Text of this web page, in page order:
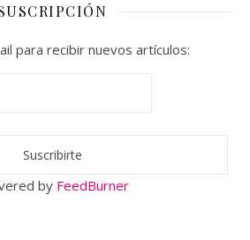
para recibir nuevos artículos:
by FeedBurner